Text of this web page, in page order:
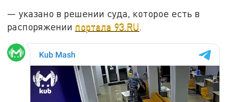
— указано в решении суда, которое есть в
распоряжении портала 93.RU.